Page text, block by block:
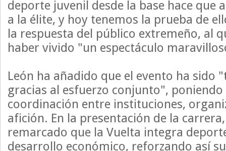
deporte juvenil desde la base hace que
a la élite, y hoy tenemos la prueba de
la respuesta del público extremeño, al
haber vivido "un espectáculo
León ha añadido que el evento ha sido
gracias al esfuerzo conjunto",
coordinación entre instituciones,
afición. En la presentación de la
remarcado que la Vuelta integra
desarrollo económico, reforzando así